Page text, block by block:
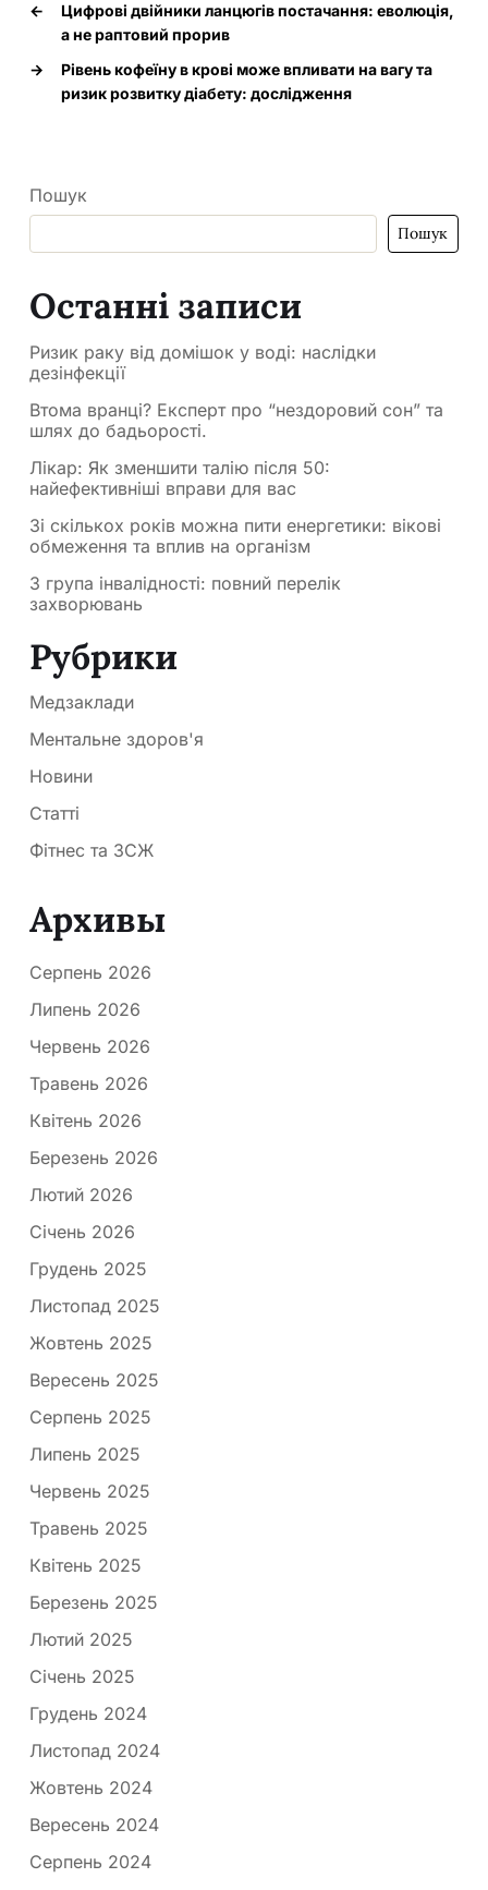
←
Цифрові двійники ланцюгів постачання: еволюція,
а не раптовий прорив
→
Рівень кофеїну в крові може впливати на вагу та
ризик розвитку діабету: дослідження
Пошук
Пошук
Останні записи
Ризик раку від домішок у воді: наслідки
дезінфекції
Втома вранці? Експерт про “нездоровий сон” та
шлях до бадьорості.
Лікар: Як зменшити талію після 50:
найефективніші вправи для вас
Зі скількох років можна пити енергетики: вікові
обмеження та вплив на організм
3 група інвалідності: повний перелік
захворювань
Рубрики
Медзаклади
Ментальне здоров'я
Новини
Статті
Фітнес та ЗСЖ
Архивы
Серпень 2026
Липень 2026
Червень 2026
Травень 2026
Квітень 2026
Березень 2026
Лютий 2026
Січень 2026
Грудень 2025
Листопад 2025
Жовтень 2025
Вересень 2025
Серпень 2025
Липень 2025
Червень 2025
Травень 2025
Квітень 2025
Березень 2025
Лютий 2025
Січень 2025
Грудень 2024
Листопад 2024
Жовтень 2024
Вересень 2024
Серпень 2024